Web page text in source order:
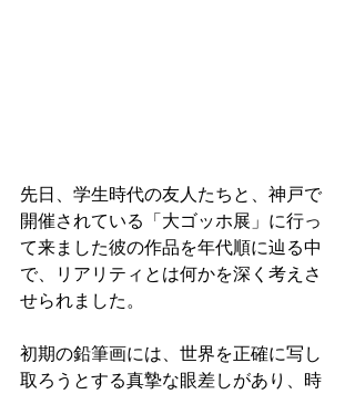
先日、学生時代の友人たちと、神戸で
開催されている「大ゴッホ展」に行っ
て来ました彼の作品を年代順に辿る中
で、リアリティとは何かを深く考えさ
せられました。
初期の鉛筆画には、世界を正確に写し
取ろうとする真摯な眼差しがあり、時